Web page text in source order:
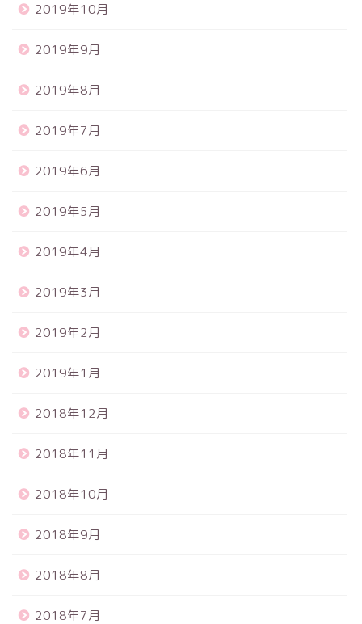
2019年10月
2019年9月
2019年8月
2019年7月
2019年6月
2019年5月
2019年4月
2019年3月
2019年2月
2019年1月
2018年12月
2018年11月
2018年10月
2018年9月
2018年8月
2018年7月